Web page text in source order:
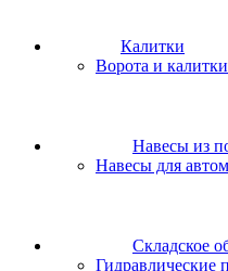
Калитки
Ворота и
Навесы из
Навесы для
Складское
Гидравлические